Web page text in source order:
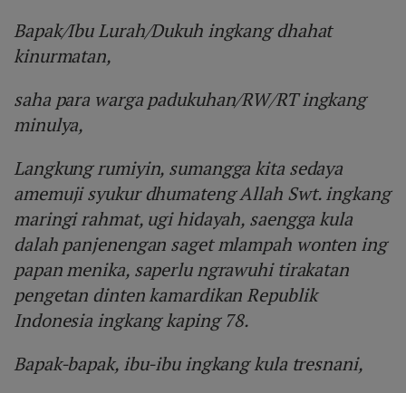
Bapak/Ibu Lurah/Dukuh ingkang dhahat
kinurmatan,
saha para warga padukuhan/RW/RT ingkang
minulya,
Langkung rumiyin, sumangga kita sedaya
amemuji syukur dhumateng Allah Swt. ingkang
maringi rahmat, ugi hidayah, saengga kula
dalah panjenengan saget mlampah wonten ing
papan menika, saperlu ngrawuhi tirakatan
pengetan dinten kamardikan Republik
Indonesia ingkang kaping 78.
Bapak-bapak, ibu-ibu ingkang kula tresnani,